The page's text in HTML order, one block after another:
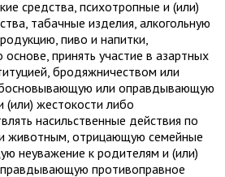
средства, психотропные и (или)
табачные изделия, алкогольную
пиво и напитки,
основе, принять участие в азартных
бродяжничеством или
или оправдывающую
(или) жестокости либо
насильственные действия по
животным, отрицающую семейные
неуважение к родителям и (или)
противоправное